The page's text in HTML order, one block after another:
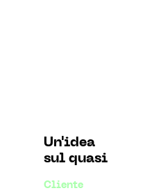
Un'idea
sul quasi
Cliente